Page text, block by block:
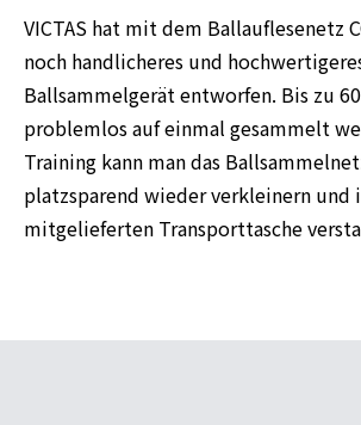
VICTAS hat mit dem Ballauflesenetz
noch handlicheres und
Ballsammelgerät entworfen. Bis zu
problemlos auf einmal gesammelt
Training kann man das
platzsparend wieder verkleinern und
mitgelieferten Transporttasche